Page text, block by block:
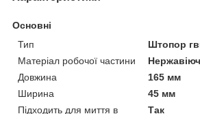
Основні
Тип
Штопор
Матеріал робочої частини
Довжина
165 мм
Ширина
45 мм
Підходить для миття в
Так